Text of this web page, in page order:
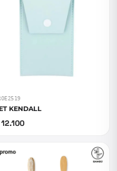
KENDALL